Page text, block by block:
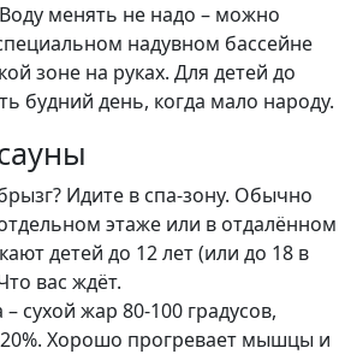
менять не надо – можно
надувном бассейне
зоне на руках. Для детей до
будний день, когда мало народу.
Идите в спа-зону. Обычно
этаже или в отдалённом
детей до 12 лет (или до 18 в
вас ждёт.
сухой жар 80-100 градусов,
Хорошо прогревает мышцы и